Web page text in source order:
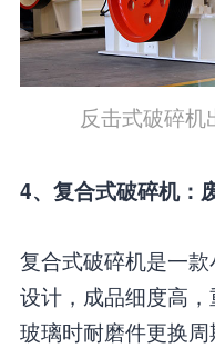
反击式破碎
4、复合式破碎机：
复合式破碎机是一
设计，成品细度高
玻璃时耐磨件更换周